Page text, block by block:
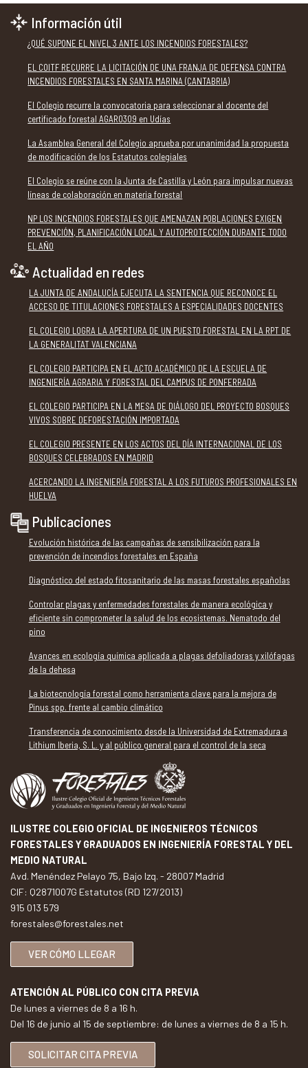
Información útil
¿QUÉ SUPONE EL NIVEL 3 ANTE LOS INCENDIOS FORESTALES?
EL COITF RECURRE LA LICITACIÓN DE UNA FRANJA DE DEFENSA CONTRA
INCENDIOS FORESTALES EN SANTA MARINA (CANTABRIA)
El Colegio recurre la convocatoria para seleccionar al docente del
certificado forestal AGAR0309 en Udías
La Asamblea General del Colegio aprueba por unanimidad la propuesta
de modificación de los Estatutos colegiales
El Colegio se reúne con la Junta de Castilla y León para impulsar nuevas
líneas de colaboración en materia forestal
NP LOS INCENDIOS FORESTALES QUE AMENAZAN POBLACIONES EXIGEN
PREVENCIÓN, PLANIFICACIÓN LOCAL Y AUTOPROTECCIÓN DURANTE TODO
EL AÑO
Actualidad en redes
LA JUNTA DE ANDALUCÍA EJECUTA LA SENTENCIA QUE RECONOCE EL
ACCESO DE TITULACIONES FORESTALES A ESPECIALIDADES DOCENTES
EL COLEGIO LOGRA LA APERTURA DE UN PUESTO FORESTAL EN LA RPT DE
LA GENERALITAT VALENCIANA
EL COLEGIO PARTICIPA EN EL ACTO ACADÉMICO DE LA ESCUELA DE
INGENIERÍA AGRARIA Y FORESTAL DEL CAMPUS DE PONFERRADA
EL COLEGIO PARTICIPA EN LA MESA DE DIÁLOGO DEL PROYECTO BOSQUES
VIVOS SOBRE DEFORESTACIÓN IMPORTADA
EL COLEGIO PRESENTE EN LOS ACTOS DEL DÍA INTERNACIONAL DE LOS
BOSQUES CELEBRADOS EN MADRID
ACERCANDO LA INGENIERÍA FORESTAL A LOS FUTUROS PROFESIONALES EN
HUELVA
Publicaciones
Evolución histórica de las campañas de sensibilización para la
prevención de incendios forestales en España
Diagnóstico del estado fitosanitario de las masas forestales españolas
Controlar plagas y enfermedades forestales de manera ecológica y
eficiente sin comprometer la salud de los ecosistemas. Nematodo del
pino
Avances en ecología química aplicada a plagas defoliadoras y xilófagas
de la dehesa
La biotecnología forestal como herramienta clave para la mejora de
Pinus spp. frente al cambio climático
Transferencia de conocimiento desde la Universidad de Extremadura a
Lithium Iberia, S. L. y al público general para el control de la seca
ILUSTRE COLEGIO OFICIAL DE INGENIEROS TÉCNICOS
FORESTALES Y GRADUADOS EN INGENIERÍA FORESTAL Y DEL
MEDIO NATURAL
Avd. Menéndez Pelayo 75, Bajo Izq. - 28007 Madrid
CIF: Q2871007G Estatutos (RD 127/2013)
915 013 579
forestales@forestales.net
VER CÓMO LLEGAR
ATENCIÓN AL PÚBLICO CON CITA PREVIA
De lunes a viernes de 8 a 16 h.
Del 16 de junio al 15 de septiembre: de lunes a viernes de 8 a 15 h.
SOLICITAR CITA PREVIA